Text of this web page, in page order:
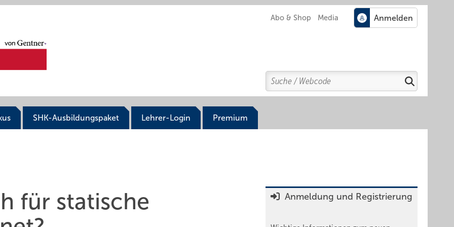
Abo & Shop Media
Search
Suchen
SHK-Ausbildungspaket Lehrer-Login Premium
für statische
Anmeldung und Registrierung